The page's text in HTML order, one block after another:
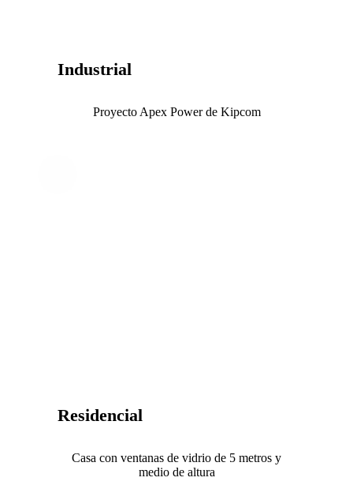
Industrial
Proyecto Apex Power de Kipcom
Residencial
Casa con ventanas de vidrio de 5 metros y
medio de altura